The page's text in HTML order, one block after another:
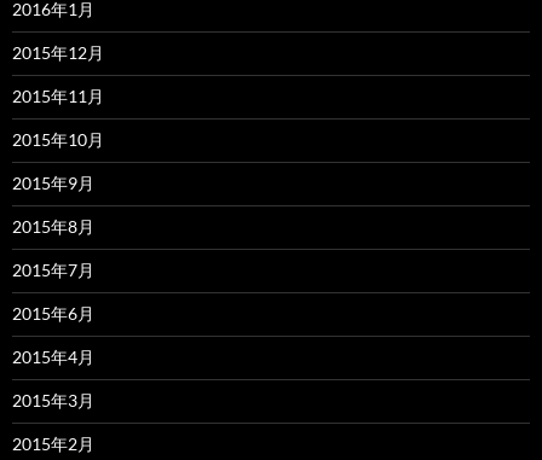
2016年1月
2015年12月
2015年11月
2015年10月
2015年9月
2015年8月
2015年7月
2015年6月
2015年4月
2015年3月
2015年2月